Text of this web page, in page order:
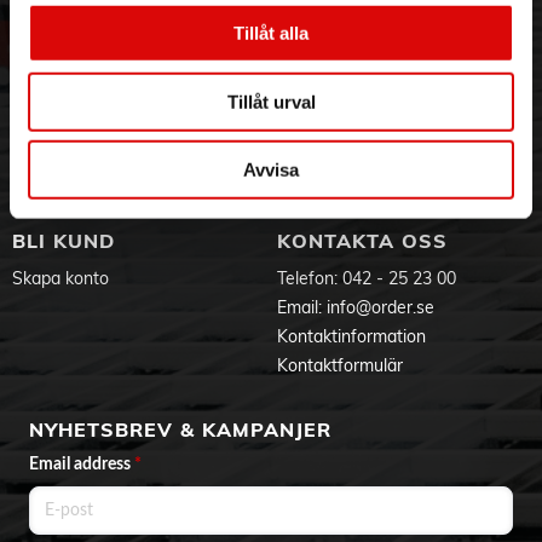
Tillåt alla
Tillåt urval
Avvisa
- Överföringshastighet upp till 480 Mbps
- Färg: Vit
Hållbarhet
Aktuellt på Order
Service & Support
Ansökan om RMA
Godsefterlysning & Felleverans
Om cookies
BLI KUND
Skapa konto
KONTAKTA OSS
Telefon: 042 - 25 23 00
Email: info@order.se
Kontaktinformation
Kontaktformulär
NYHETSBREV & KAMPANJER
Email address *